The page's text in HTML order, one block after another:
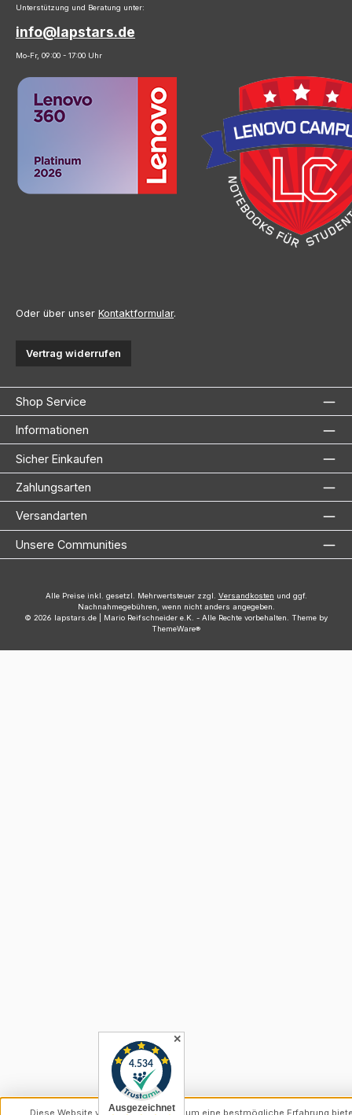
Unterstützung und Beratung unter:
info@lapstars.de
Mo-Fr, 09:00 - 17:00 Uhr
Oder über unser Kontaktformular.
Vertrag widerrufen
Shop Service
Informationen
Sicher Einkaufen
Zahlungsarten
Versandarten
Unsere Communities
Alle Preise inkl. gesetzl. Mehrwertsteuer zzgl. Versandkosten und ggf.
Nachnahmegebühren, wenn nicht anders angegeben.
© 2026 lapstars.de | Mario Reifschneider e.K. - Alle Rechte vorbehalten. Theme by
ThemeWare®
✕
Diese Website verwendet Cookies, um eine bestmögliche Erfahrung